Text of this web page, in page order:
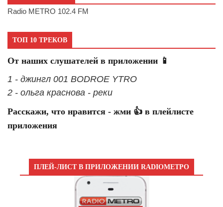
Radio METRO 102.4 FM
ТОП 10 ТРЕКОВ
От наших слушателей в приложении 📱
1 - джингл 001 BODROE YTRO
2 - ольга краснова - реки
Расскажи, что нравится - жми 👍 в плейлисте
приложения
ПЛЕЙ-ЛИСТ В ПРИЛОЖЕНИИ RADIOМЕТРО